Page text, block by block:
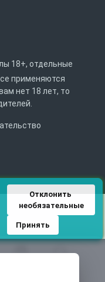
18+, отдельные
применяются
нет 18 лет, то
Отклонить
необязательные
Принять